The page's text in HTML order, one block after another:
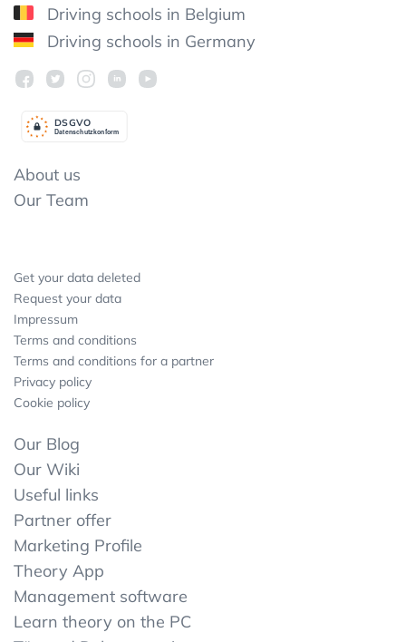
Driving schools in Belgium
Driving schools in Germany
Datenschutzkonform
DSGVO
About us
Our Team
Get your data deleted
Request your data
Impressum
Terms and conditions
Terms and conditions for a partner
Privacy policy
Cookie policy
Our Blog
Our Wiki
Useful links
Partner offer
Marketing Profile
Theory App
Management software
Learn theory on the PC